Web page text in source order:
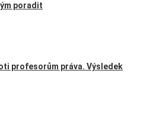
poradit
profesorům práva. Výsledek